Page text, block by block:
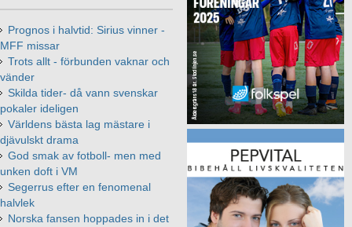
Prognos i halvtid: Sirius vinner -
MFF missar
Trots allt - förbunden vaknar och
vänder
Skilda tider- då vann svenskar
pokaler ideligen
Världens bästa lag mästare i
djävulskt drama
God smak av fotboll- men med
unken doft i VM
Segerrus efter en fenomenal
halvlek
Norska fansen hoppades in i det